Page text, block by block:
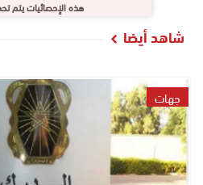
هذه الإحصائيات يتم
شاهد أيضا
جهات